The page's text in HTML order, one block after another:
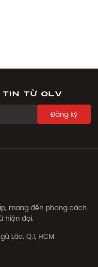
từ OLV
Đăng ký
mang đến phong cách
hiện đại.
Lão, Q.1, HCM